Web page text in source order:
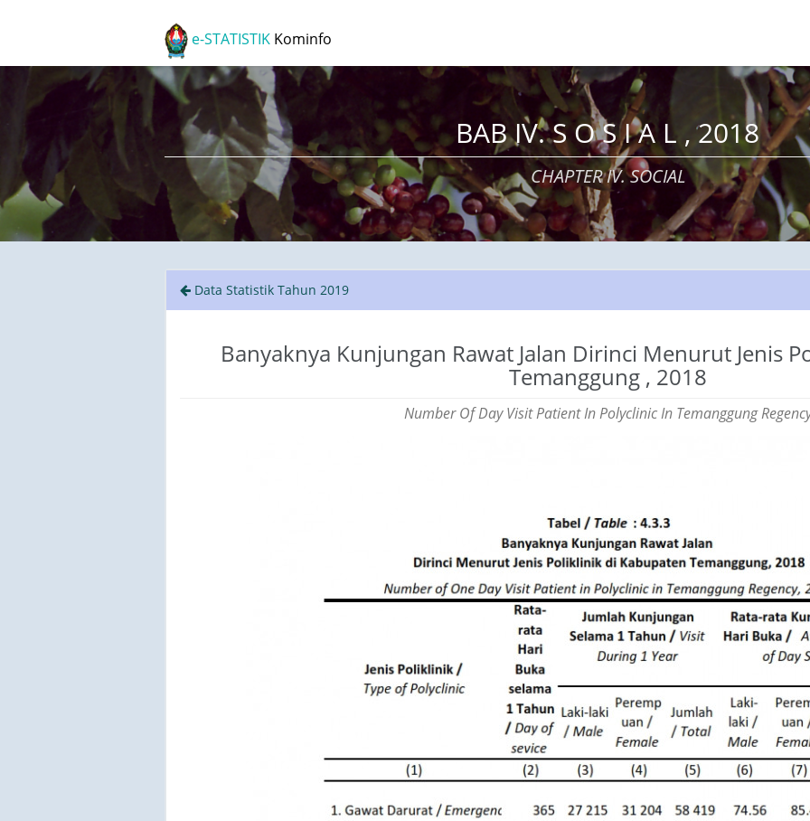
e-STATISTIK Kominfo
BAB IV. S O S I A L , 2018
CHAPTER IV. SOCIAL
Data Statistik Tahun 2019
Banyaknya Kunjungan Rawat Jalan Dirinci Menurut Jenis
Temanggung , 2018
Number Of Day Visit Patient In Polyclinic In Temanggung